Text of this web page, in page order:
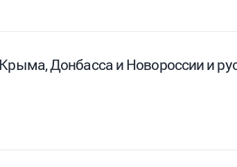
Донбасса и Новороссии и